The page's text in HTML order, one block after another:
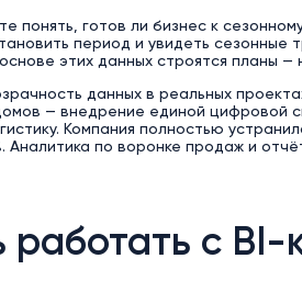
понять, готов ли бизнес к
период и увидеть сезонные
этих данных строятся планы
данных в реальных
— внедрение единой цифровой
Компания полностью
Аналитика по воронке продаж и
работать с BI-